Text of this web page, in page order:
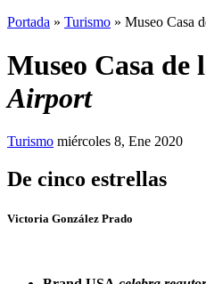
Portada » Turismo » Museo Casa
Museo Casa
Airport
Turismo miércoles 8, Ene 2020
De cinco estrellas
Victoria González Prado